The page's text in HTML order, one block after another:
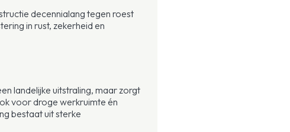
decennialang tegen roest
in rust, zekerheid en
landelijke uitstraling, maar zorgt
voor droge werkruimte én
bestaat uit sterke